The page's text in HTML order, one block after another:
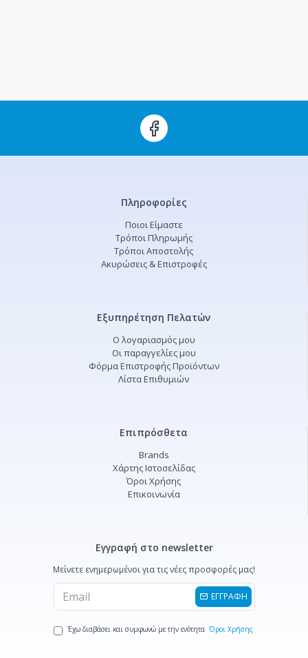
Πληροφορίες
Ποιοι Είμαστε
Τρόποι Πληρωμής
Τρόποι Αποστολής
Ακυρώσεις & Επιστροφές
Εξυπηρέτηση Πελατών
Ο λογαριασμός μου
Οι παραγγελίες μου
Φόρμα Επιστροφής Προϊόντων
Λίστα Επιθυμιών
Επιπρόσθετα
Brands
Χάρτης Ιστοσελίδας
Όροι Χρήσης
Επικοινωνία
Εγγραφή στο newsletter
Μείνετε ενημερωμένοι για τις νέες προσφορές μας!
ΕΓΓΡΑΦΗ
Έχω διαβάσει και συμφωνώ με την ενότητα Όροι Χρήσης